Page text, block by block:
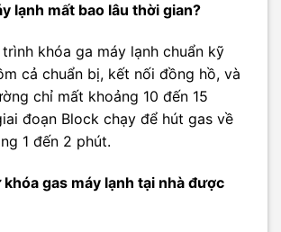
lạnh mất bao lâu thời gian?
khóa ga máy lạnh chuẩn kỹ
cả chuẩn bị, kết nối đồng hồ, và
chỉ mất khoảng 10 đến 15
đoạn Block chạy để hút gas về
1 đến 2 phút.
gas máy lạnh tại nhà được